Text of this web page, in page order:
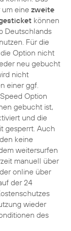
eine zweite
können
Deutschlands
Für die
Option nicht
neu gebucht
nicht
einer ggf.
Option
gebucht ist,
und die
gesperrt. Auch
keine
weitersurfen
manuell über
online über
der 24
wieder
des